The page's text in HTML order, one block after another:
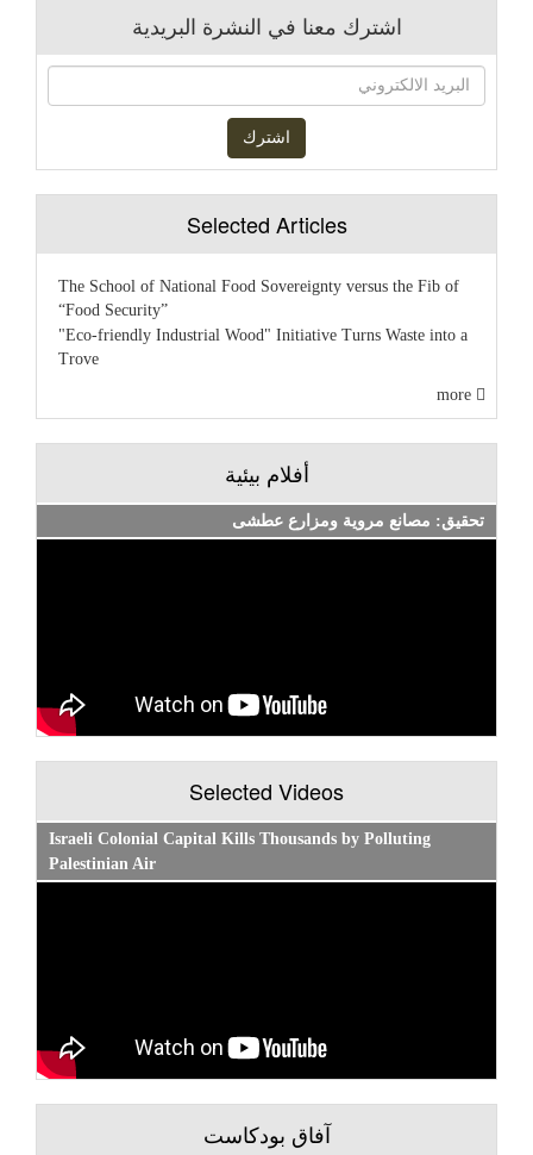
اشترك معنا في النشرة البريدية
Selected Articles
The School of National Food Sovereignty versus the Fib of
“Food Security”
"Eco-friendly Industrial Wood" Initiative Turns Waste into a
Trove
أفلام بيئية
تحقيق: مصانع مروية ومزارع عطشى
Selected Videos
Israeli Colonial Capital Kills Thousands by Polluting
Palestinian Air
آفاق بودكاست